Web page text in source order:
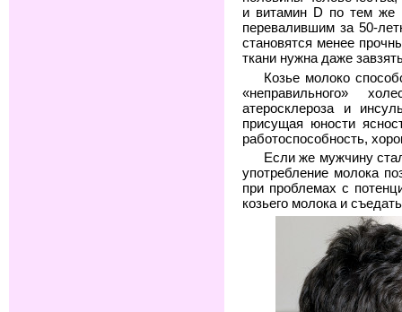
и витамин D по тем же
перевалившим за 50-
становятся менее
ткани нужна даже
Козье молоко
«неправильного»
атеросклероза и
присущая юности
работоспособность,
Если же мужчину
употребление молока
при проблемах с
козьего молока и